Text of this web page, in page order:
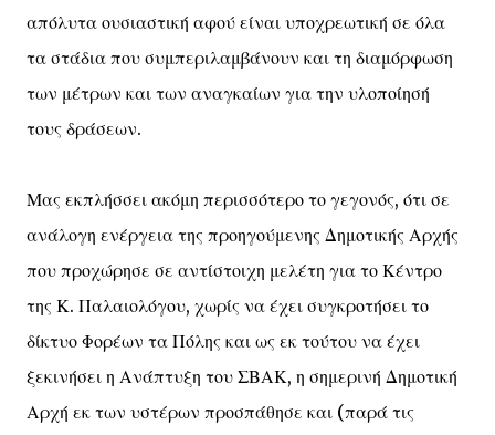
απόλυτα ουσιαστική αφού είναι υποχρεωτική σε όλα
τα στάδια που συμπεριλαμβάνουν και τη διαμόρφωση
των μέτρων και των αναγκαίων για την υλοποίησή
τους δράσεων.
Μας εκπλήσσει ακόμη περισσότερο το γεγονός, ότι σε
ανάλογη ενέργεια της προηγούμενης Δημοτικής Αρχής
που προχώρησε σε αντίστοιχη μελέτη για το Κέντρο
της Κ. Παλαιολόγου, χωρίς να έχει συγκροτήσει το
δίκτυο Φορέων τα Πόλης και ως εκ τούτου να έχει
ξεκινήσει η Ανάπτυξη του ΣΒΑΚ, η σημερινή Δημοτική
Αρχή εκ των υστέρων προσπάθησε και (παρά τις